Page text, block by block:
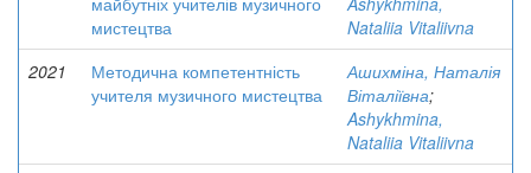
мистецтва
Nataliia Vitaliivna
2021
Методична компетентність
учителя музичного мистецтва
Ашихміна, Наталія
Віталіївна;
Ashykhmina,
Nataliia Vitaliivna